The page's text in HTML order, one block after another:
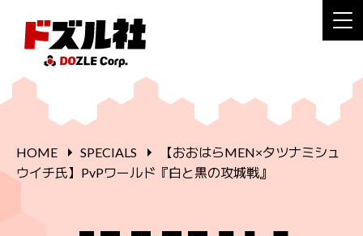
HOME SPECIALS
【おおはらMEN×タツナミシュ
ウイチ氏】PvPワールド『白と黒の攻城戦』